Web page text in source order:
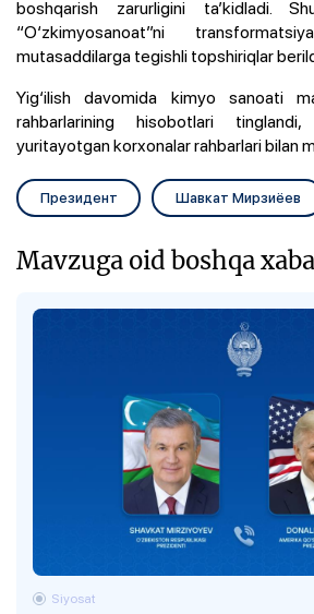
boshqarish zarurligini ta’kidladi.
“O‘zkimyosanoat”ni
mutasaddilarga tegishli topshiriqlar
Yig‘ilish davomida kimyo sanoati
rahbarlarining hisobotlari
yuritayotgan korxonalar rahbarlari bilan
Президент Шавкат Мирзиёев
Mavzuga oid boshqa
Siyosat